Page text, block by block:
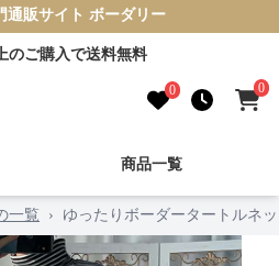
通販サイト ボーダリー
のご購入で送料無料
0 0
商品一覧
一覧 › ゆったりボーダータートルネ